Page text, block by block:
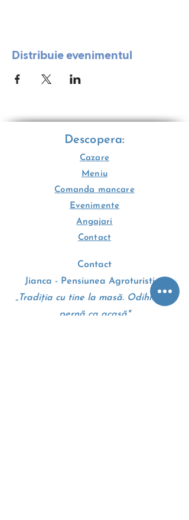
Distribuie evenimentul
Descopera:
Cazare
Meniu
Comanda mancare
Evenimente
Angajari
Contact
Contact
Jianca - Pensiunea Agroturistica
„Tradiția cu tine la masă. Odihnă pe
pernă ca acasă"